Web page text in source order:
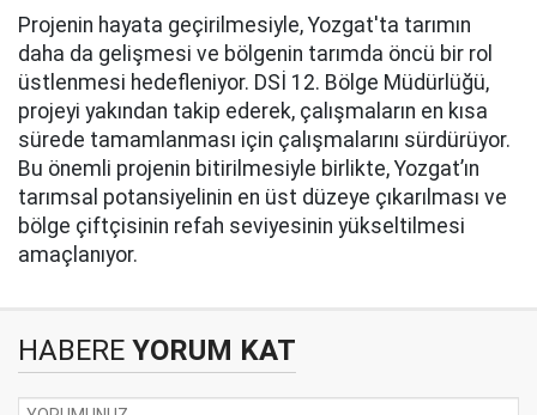
Projenin hayata geçirilmesiyle, Yozgat'ta tarımın
daha da gelişmesi ve bölgenin tarımda öncü bir rol
üstlenmesi hedefleniyor. DSİ 12. Bölge Müdürlüğü,
projeyi yakından takip ederek, çalışmaların en kısa
sürede tamamlanması için çalışmalarını sürdürüyor.
Bu önemli projenin bitirilmesiyle birlikte, Yozgat’ın
tarımsal potansiyelinin en üst düzeye çıkarılması ve
bölge çiftçisinin refah seviyesinin yükseltilmesi
amaçlanıyor.
HABERE YORUM KAT